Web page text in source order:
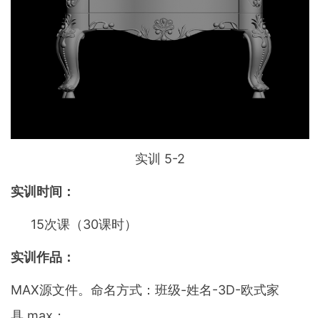
实训 5-2
实训时间：
15次课（30课时）
实训作品：
MAX源文件。命名方式：班级-姓名-3D-欧式家